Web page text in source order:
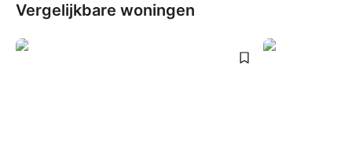
Vergelijkbare woningen